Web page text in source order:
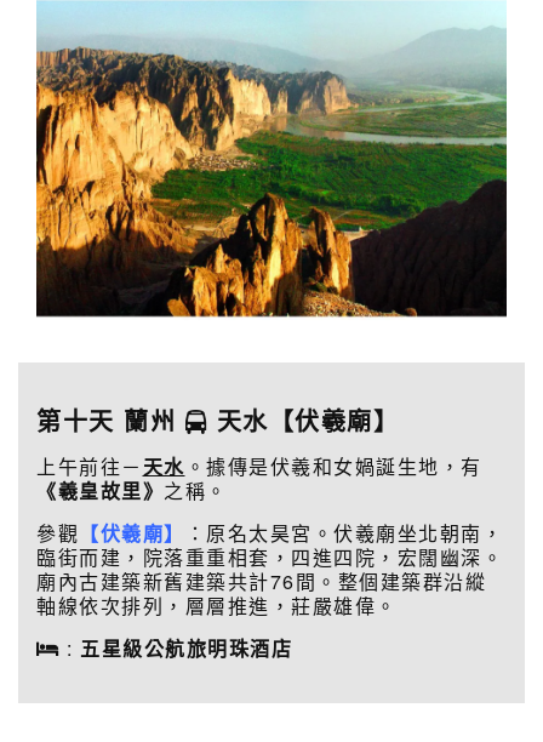
第十天 蘭州 天水【伏羲廟】
上午前往－ 天水 。據傳是伏羲和女媧誕生地，有
《羲皇故里》 之稱。
參觀 【伏羲廟】
：原名太昊宮。伏羲廟坐北朝南，
臨街而建，院落重重相套，四進四院，宏闊幽深。
廟內古建築新舊建築共計76間。整個建築群沿縱
軸線依次排列，層層推進，莊嚴雄偉。
: 五星級公航旅明珠酒店